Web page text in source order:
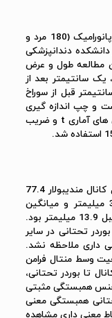
(
180 مرد و
دندانپزشکی
مطالعه طول و عرض
سانتیمتر بعد از
قبل از سوراخ
و چپ اندازه گیری
های آماری t و ضریب
استفاده شد.
مندیبولار77.4
میلیمتر و میانگین
13.9 میلیمتر بود.
تحتانی در سایر
داری ملاحظه نشد.
وسط منتال فرامن
تا بوردر تحتانی،
جنس همبستگی مثبتی
همبستگی معنی
معنی داری مشاهده